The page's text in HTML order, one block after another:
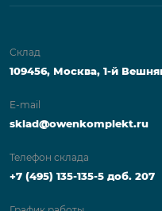
Склад
109456, Москва, 1-й
E-mail
sklad@owenkomplekt.ru
Телефон склада
+7 (495) 135-135-5 доб. 207